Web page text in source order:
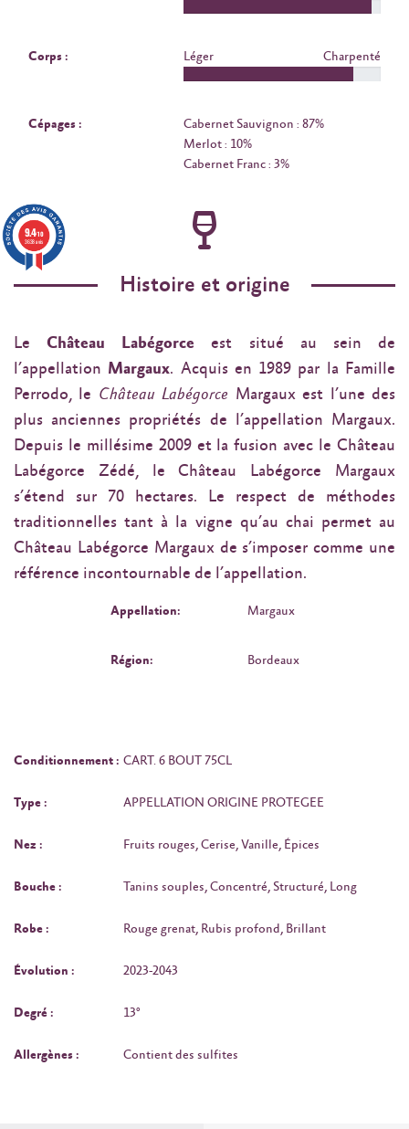
Corps : Léger Charpenté
Cépages :
Cabernet Sauvignon : 87%
Merlot : 10%
Cabernet Franc : 3%
Histoire et origine
LeChâteau Labégorce est situé au sein de
l’appellation Margaux. Acquis en 1989 par la Famille
Perrodo, le Château Labégorce Margaux est l’une des
plus anciennes propriétés de l’appellation Margaux.
Depuis le millésime 2009 et la fusion avec le Château
Labégorce Zédé, le Château Labégorce Margaux
s’étend sur 70 hectares. Le respect de méthodes
traditionnelles tant à la vigne qu’au chai permet au
Château Labégorce Margaux de s’imposer comme une
référence incontournable de l’appellation.
Appellation: Margaux
Région: Bordeaux
Conditionnement : CART. 6 BOUT 75CL
Type : APPELLATION ORIGINE PROTEGEE
Nez : Fruits rouges, Cerise, Vanille, Épices
Bouche : Tanins souples, Concentré, Structuré, Long
Robe : Rouge grenat, Rubis profond, Brillant
Évolution : 2023-2043
Degré : 13°
Allergènes : Contient des sulfites
9.4/10
3638 avis